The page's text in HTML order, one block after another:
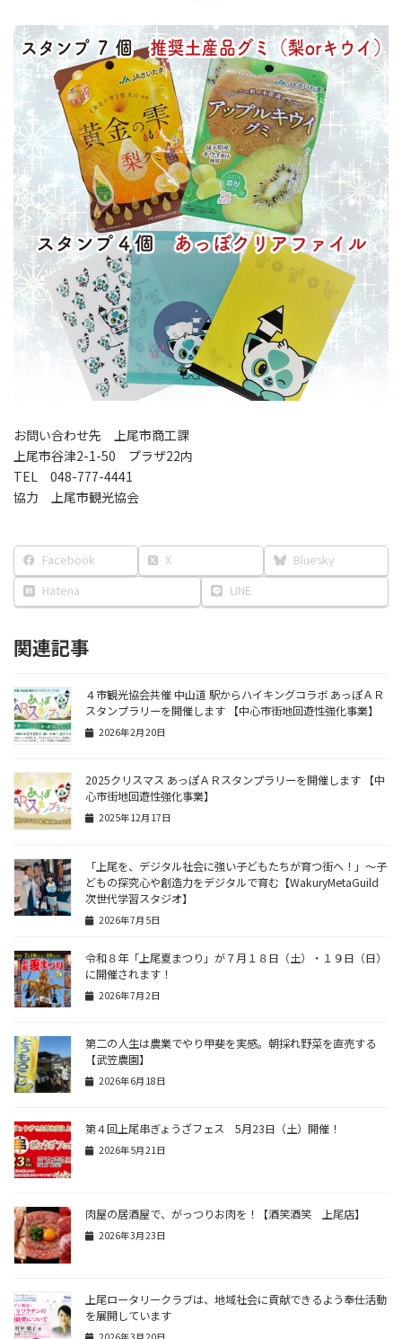
お問い合わせ先 上尾市商工課
上尾市谷津2-1-50 プラザ22内
TEL 048-777-4441
協力 上尾市観光協会
Facebook X
Bluesky
Hatena
LINE
関連記事
４市観光協会共催 中山道 駅からハイキングコラボ あっぽＡＲ
スタンプラリーを開催します 【中心市街地回遊性強化事業】
2026年2月20日
2025クリスマス あっぽＡＲスタンプラリーを開催します 【中
心市街地回遊性強化事業】
2025年12月17日
「上尾を、デジタル社会に強い子どもたちが育つ街へ！」〜子
どもの探究心や創造力をデジタルで育む【WakuryMetaGuild
次世代学習スタジオ】
2026年7月5日
令和８年「上尾夏まつり」が７月１８日（土）・１９日（日）
に開催されます！
2026年7月2日
第二の人生は農業でやり甲斐を実感。朝採れ野菜を直売する
【武笠農園】
2026年6月18日
第４回上尾串ぎょうざフェス 5月23日（土）開催！
2026年5月21日
肉屋の居酒屋で、がっつりお肉を！【酒笑酒笑 上尾店】
2026年3月23日
上尾ロータリークラブは、地域社会に貢献できるよう奉仕活動
を展開しています